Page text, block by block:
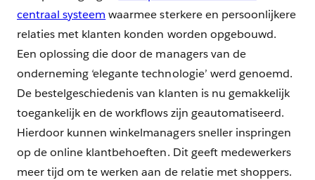
centraal systeem waarmee sterkere en persoonlijkere
relaties met klanten konden worden opgebouwd.
Een oplossing die door de managers van de
onderneming ‘elegante technologie’ werd genoemd.
De bestelgeschiedenis van klanten is nu gemakkelijk
toegankelijk en de workflows zijn geautomatiseerd.
Hierdoor kunnen winkelmanagers sneller inspringen
op de online klantbehoeften. Dit geeft medewerkers
meer tijd om te werken aan de relatie met shoppers.